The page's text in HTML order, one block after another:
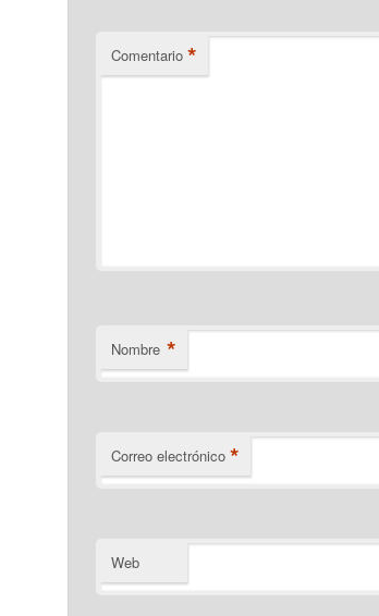
Comentario *
Nombre *
Correo electrónico *
Web